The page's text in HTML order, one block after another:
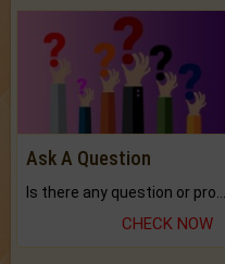
Ask A Question
CHECK NOW